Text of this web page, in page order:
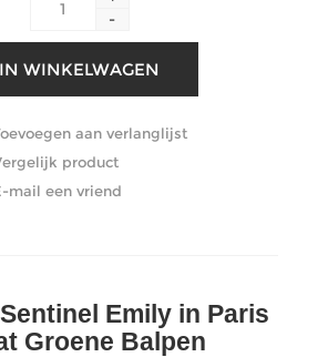
-
Emily in Paris
Groene Balpen